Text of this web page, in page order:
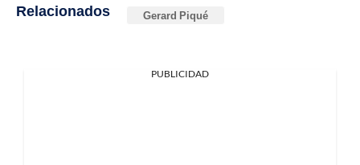
Relacionados Gerard Piqué
PUBLICIDAD